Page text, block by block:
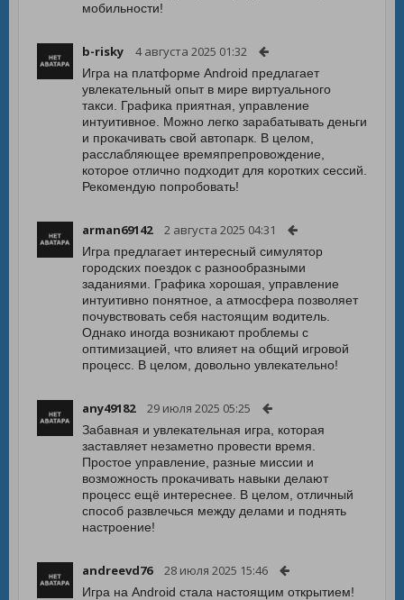
мобильности!
b-risky 4 августа 2025 01:32
Игра на платформе Android предлагает
увлекательный опыт в мире виртуального
такси. Графика приятная, управление
интуитивное. Можно легко зарабатывать деньги
и прокачивать свой автопарк. В целом,
расслабляющее времяпрепровождение,
которое отлично подходит для коротких сессий.
Рекомендую попробовать!
arman69142 2 августа 2025 04:31
Игра предлагает интересный симулятор
городских поездок с разнообразными
заданиями. Графика хорошая, управление
интуитивно понятное, а атмосфера позволяет
почувствовать себя настоящим водитель.
Однако иногда возникают проблемы с
оптимизацией, что влияет на общий игровой
процесс. В целом, довольно увлекательно!
any49182 29 июля 2025 05:25
Забавная и увлекательная игра, которая
заставляет незаметно провести время.
Простое управление, разные миссии и
возможность прокачивать навыки делают
процесс ещё интереснее. В целом, отличный
способ развлечься между делами и поднять
настроение!
andreevd76 28 июля 2025 15:46
Игра на Android стала настоящим открытием!